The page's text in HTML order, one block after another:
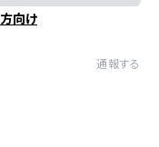
向け
通報する